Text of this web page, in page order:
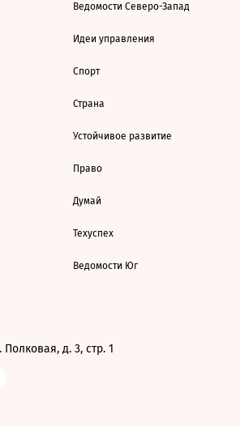
Ведомости Северо-Запад
Идеи управления
Спорт
Страна
Устойчивое развитие
Право
Думай
Техуспех
Ведомости Юг
Полковая, д. 3, стр. 1